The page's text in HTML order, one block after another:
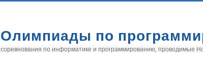
Олимпиады по
соревнования по информатике и программированию, проводимые